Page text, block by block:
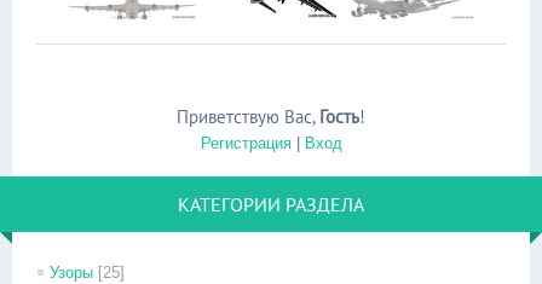
Приветствую Вас, Гость!
Регистрация| Вход
КАТЕГОРИИ РАЗДЕЛА
Узоры [25]